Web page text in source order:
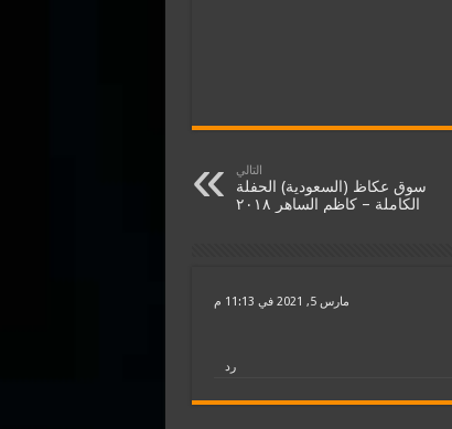
التالي
سوق عكاظ (السعودية) الحفلة
الكاملة – كاظم الساهر ٢٠١٨
مارس 5, 2021 في 11:13 م
رد